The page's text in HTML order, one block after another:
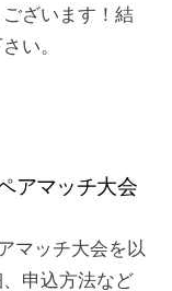
ざいます！結
い。
アマッチ大会
マッチ大会を以
申込方法など